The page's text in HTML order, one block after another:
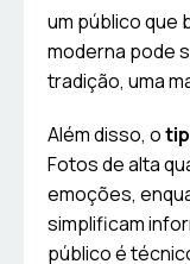
um público que
moderna pode
tradição, uma
Além disso, o
Fotos de alta
emoções,
simplificam
público é